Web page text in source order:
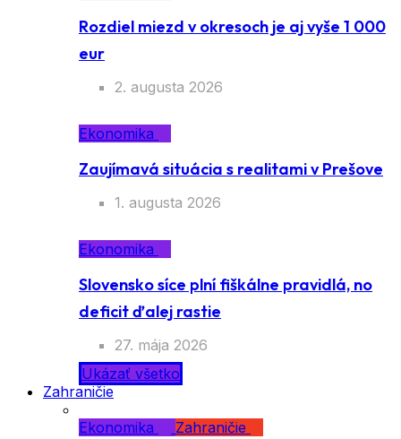
Rozdiel miezd v okresoch je aj vyše 1 000
eur
2. augusta 2026
Ekonomika
Zaujímavá situácia s realitami v Prešove
1. augusta 2026
Ekonomika
Slovensko síce plní fiškálne pravidlá, no
deficit ďalej rastie
27. mája 2026
Ukázať všetko
Zahraničie
Ekonomika
Zahraničie